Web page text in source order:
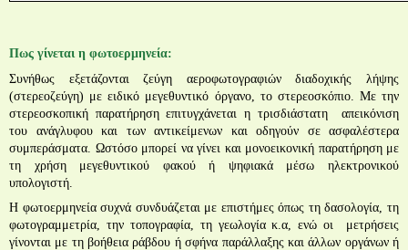
Πως γίνεται η φωτοερμηνεία:
Συνήθως εξετάζονται ζεύγη αεροφωτογραφιών διαδοχικής λήψης
(στερεοζεύγη) με ειδικό μεγεθυντικό όργανο, το στερεοσκόπιο. Με την
στερεοσκοπική παρατήρηση επιτυγχάνεται η τρισδιάστατη
απεικόνιση
του ανάγλυφου και των αντικείμενων και οδηγούν σε ασφαλέστερα
συμπεράσματα. Ωστόσο μπορεί να γίνει και μονοεικονική παρατήρηση με
τη χρήση μεγεθυντικού φακού ή ψηφιακά μέσω ηλεκτρονικού
υπολογιστή.
Η φωτοερμηνεία συχνά συνδυάζεται με επιστήμες όπως τη δασολογία, τη
φωτογραμμετρία, την τοπογραφία, τη γεωλογία κ.α, ενώ οι μετρήσεις
γίνονται με τη βοήθεια ράβδου ή σφήνα παράλλαξης και άλλων οργάνων ή